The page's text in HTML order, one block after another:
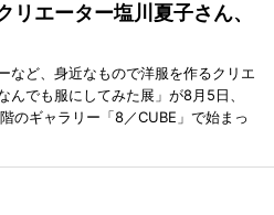
リエーター塩川夏子さん、
など、身近なもので洋服を作るクリエ
んでも服にしてみた展」が8月5日、
のギャラリー「8／CUBE」で始まっ